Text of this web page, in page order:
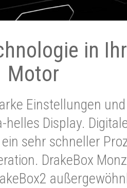
in
Motor
Einstellungen
helles Display.
sehr schneller
DrakeBox